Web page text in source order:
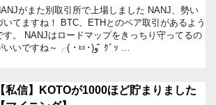
がまた別取引所で上場しました NANJ、勢い
いてますね！ BTC、ETHとのペア取引があるよう
す。 NANJはロードマップをきっちり守ってるの
がいいですね～╭( ･ㅂ･)و ̑̑ ｸﾞｯ …
【私信】KOTOが1000ほど貯まりました